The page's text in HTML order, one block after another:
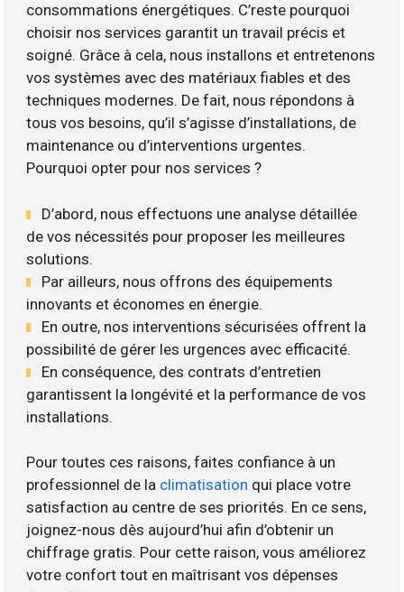
consommations énergétiques. C’reste pourquoi
choisir nos services garantit un travail précis et
soigné. Grâce à cela, nous installons et entretenons
vos systèmes avec des matériaux fiables et des
techniques modernes. De fait, nous répondons à
tous vos besoins, qu’il s’agisse d’installations, de
maintenance ou d’interventions urgentes.
Pourquoi opter pour nos services ?
D’abord, nous effectuons une analyse détaillée
de vos nécessités pour proposer les meilleures
solutions.
Par ailleurs, nous offrons des équipements
innovants et économes en énergie.
En outre, nos interventions sécurisées offrent la
possibilité de gérer les urgences avec efficacité.
En conséquence, des contrats d’entretien
garantissent la longévité et la performance de vos
installations.
Pour toutes ces raisons, faites confiance à un
professionnel de la climatisation qui place votre
satisfaction au centre de ses priorités. En ce sens,
joignez-nous dès aujourd’hui afin d’obtenir un
chiffrage gratis. Pour cette raison, vous améliorez
votre confort tout en maîtrisant vos dépenses